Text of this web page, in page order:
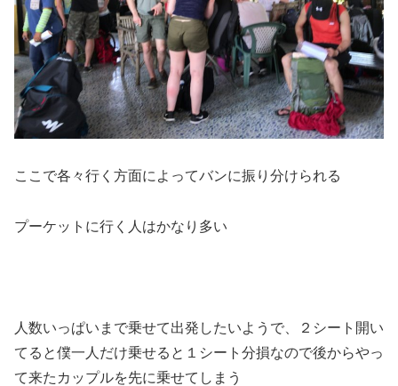
ここで各々行く方面によってバンに振り分けられる
プーケットに行く人はかなり多い
人数いっぱいまで乗せて出発したいようで、２シート開い
てると僕一人だけ乗せると１シート分損なので後からやっ
て来たカップルを先に乗せてしまう